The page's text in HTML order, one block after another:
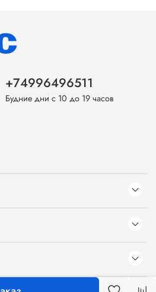
+74996496511
Будние дни с 10 до 19 часов